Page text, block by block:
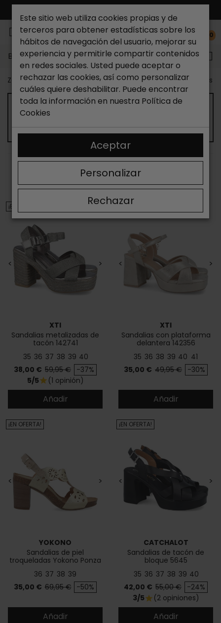
0
Buscar...
Zapateria Catchalot Outlet zapatos Outlet zapatos
OUTLET DE SANDALIAS DE TACÓN DE
Mostrando 13-24 de 114 artículo(s)
< >
XTI
Sandalias metalizadas de
tacón 142741
35 36 37 38 39 40
Precio
38,00 € Precio base
59,95 € -37%
¡EN OFERTA!
5/5star (1 opinión)
Añadir
< >
XTI
Sandalias con plataforma
delantera 142356
35 36 38 39 40 41
Precio
35,00 € Precio base
49,95 € -30%
¡EN OFERTA!
Añadir
< >
YOKONO
Sandalias de piel
troqueladas Yokono Ponza
36 37 38 39
Precio
35,00 € Precio base
69,95 € -50%
¡EN OFERTA!
Añadir
< >
CATCHALOT
Sandalias de tacón de
bloque 5645
35 36 37 38 39 40
Precio
42,00 € Precio base
55,00 € -24%
¡EN OFERTA!
3/5star (2 opiniones)
Añadir
Este sitio web utiliza cookies propias y de
terceros para obtener estadísticas sobre los
hábitos de navegación del usuario, mejorar su
experiencia y permitirle compartir contenidos
en redes sociales. Usted puede aceptar o
rechazar las cookies, así como personalizar
cuáles quiere deshabilitar. Puede encontrar
toda la información en nuestra Política de
Cookies
Rechazar
Personalizar
Aceptar